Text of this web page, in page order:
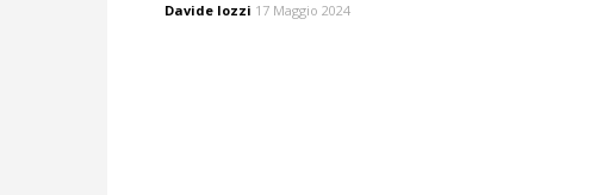
Davide Iozzi 17 Maggio 2024